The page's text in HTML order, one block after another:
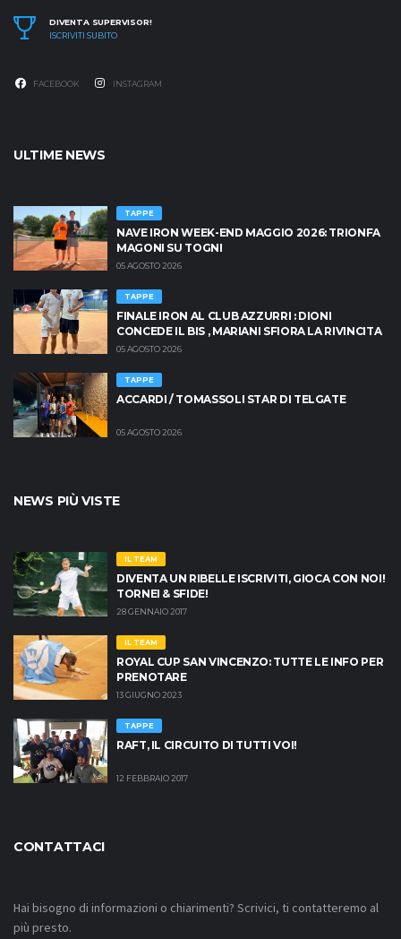
DIVENTA SUPERVISOR!
ISCRIVITI SUBITO
FACEBOOK INSTAGRAM
ULTIME NEWS
TAPPE
NAVE IRON WEEK-END MAGGIO 2026: TRIONFA
MAGONI SU TOGNI
05 AGOSTO 2026
TAPPE
FINALE IRON AL CLUB AZZURRI : DIONI
CONCEDE IL BIS , MARIANI SFIORA LA RIVINCITA
05 AGOSTO 2026
TAPPE
ACCARDI / TOMASSOLI STAR DI TELGATE
05 AGOSTO 2026
NEWS PIÙ VISTE
IL TEAM
DIVENTA UN RIBELLE ISCRIVITI, GIOCA CON NOI!
TORNEI & SFIDE!
28 GENNAIO 2017
IL TEAM
ROYAL CUP SAN VINCENZO: TUTTE LE INFO PER
PRENOTARE
13 GIUGNO 2023
TAPPE
RAFT, IL CIRCUITO DI TUTTI VOI!
12 FEBBRAIO 2017
CONTATTACI
Hai bisogno di informazioni o chiarimenti? Scrivici, ti contatteremo al
più presto.